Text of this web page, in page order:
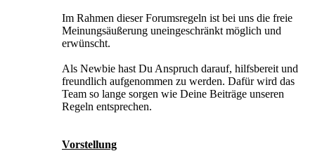
Im Rahmen dieser Forumsregeln ist bei uns die freie
Meinungsäußerung uneingeschränkt möglich und
erwünscht.
Als Newbie hast Du Anspruch darauf, hilfsbereit und
freundlich aufgenommen zu werden. Dafür wird das
Team so lange sorgen wie Deine Beiträge unseren
Regeln entsprechen.
Vorstellung